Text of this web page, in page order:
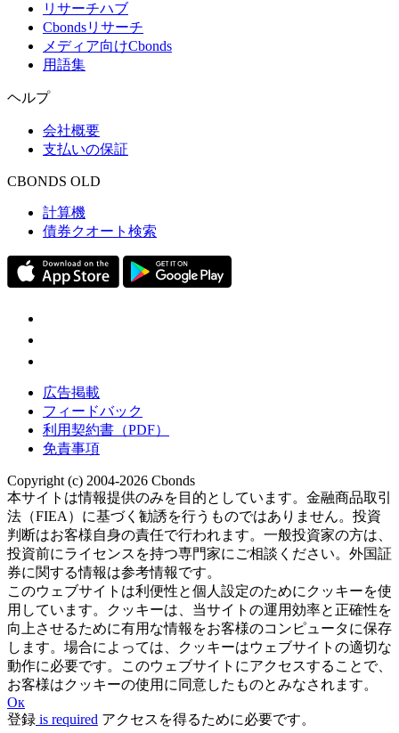
リサーチハブ
Cbondsリサーチ
メディア向けCbonds
用語集
ヘルプ
会社概要
支払いの保証
CBONDS OLD
計算機
債券クオート検索
広告掲載
フィードバック
利用契約書（PDF）
免責事項
Copyright (c) 2004-2026 Cbonds
本サイトは情報提供のみを目的としています。金融商品取引
法（FIEA）に基づく勧誘を行うものではありません。投資
判断はお客様自身の責任で行われます。一般投資家の方は、
投資前にライセンスを持つ専門家にご相談ください。外国証
券に関する情報は参考情報です。
このウェブサイトは利便性と個人設定のためにクッキーを使
用しています。クッキーは、当サイトの運用効率と正確性を
向上させるために有用な情報をお客様のコンピュータに保存
します。場合によっては、クッキーはウェブサイトの適切な
動作に必要です。このウェブサイトにアクセスすることで、
お客様はクッキーの使用に同意したものとみなされます。
Ок
登録 is required アクセスを得るために必要です。